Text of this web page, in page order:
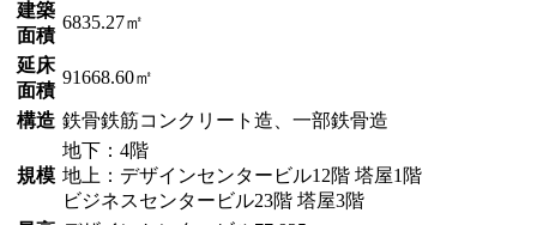
建築
面積
6835.27㎡
延床
面積
91668.60㎡
構造 鉄骨鉄筋コンクリート造、一部鉄骨造
規模
地下：4階
地上：デザインセンタービル12階 塔屋1階
ビジネスセンタービル23階 塔屋3階